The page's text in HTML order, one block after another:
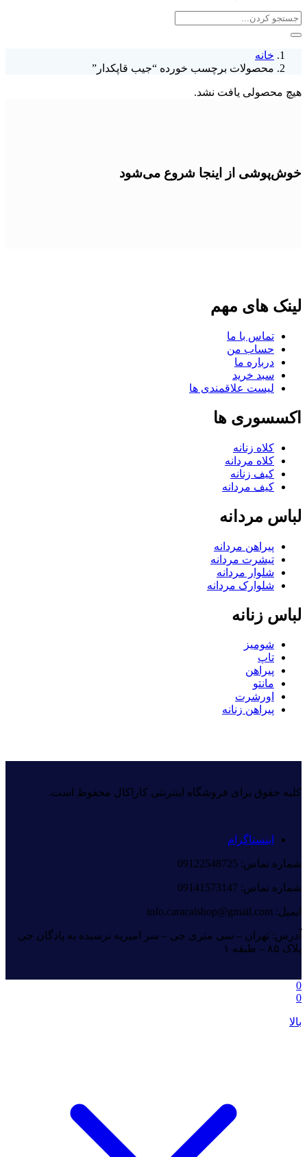
خانه
محصولات برچسب خورده “جیب قاپکدار”
هیچ محصولی یافت نشد.
خوش‌پوشی از اینجا شروع می‌شود
لینک های مهم
تماس با ما
حساب من
درباره ما
سبد خرید
لیست علاقمندی ها
اکسسوری ها
کلاه زنانه
کلاه مردانه
کیف زنانه
کیف مردانه
لباس مردانه
پیراهن مردانه
تیشرت مردانه
شلوار مردانه
شلوارک مردانه
لباس زنانه
شومیز
تاپ
پیراهن
مانتو
اورشرت
پیراهن زنانه
کلیه حقوق برای فروشگاه اینترنتی کاراکال محفوظ است.
اینستاگرام
شماره تماس: 09122548725
شماره تماس: 09141573147
ایمیل: info.caracalshop@gmail.com
آدرس: تهران – سی متری جی – سر امیریه نرسیده به پادگان جی
پلاک ۸۵ – طبقه ۱
0
0
بالا